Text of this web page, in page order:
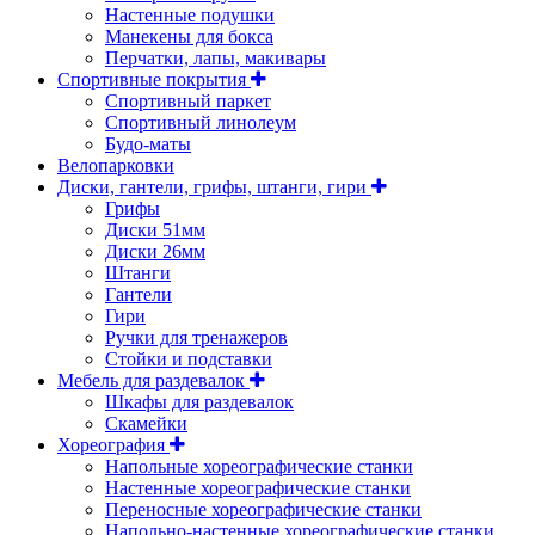
Настенные подушки
Манекены для бокса
Перчатки, лапы, макивары
Спортивные покрытия
Спортивный паркет
Спортивный линолеум
Будо-маты
Велопарковки
Диски, гантели, грифы, штанги, гири
Грифы
Диски 51мм
Диски 26мм
Штанги
Гантели
Гири
Ручки для тренажеров
Стойки и подставки
Мебель для раздевалок
Шкафы для раздевалок
Скамейки
Хореография
Напольные хореографические станки
Настенные хореографические станки
Переносные хореографические станки
Напольно-настенные хореографические станки